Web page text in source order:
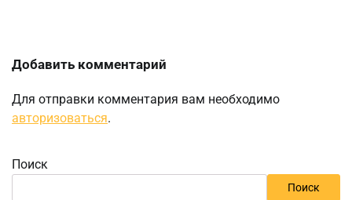
Добавить комментарий
Для отправки комментария вам необходимо
авторизоваться.
Поиск
Поиск